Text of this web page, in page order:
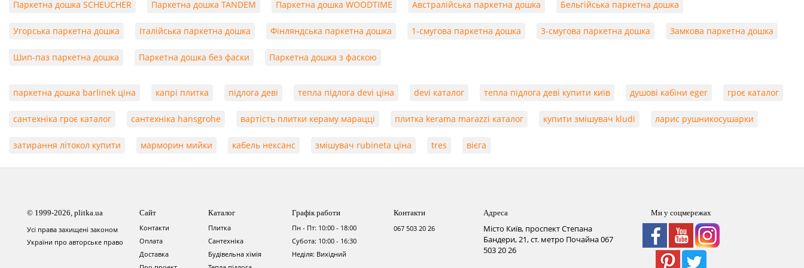
Паркетна дошка SCHEUCHER Паркетна дошка TANDEM Паркетна дошка WOODTIME Австралійська паркетна дошка Бельгійська паркетна дошка
Угорська паркетна дошка Італійська паркетна дошка Фінляндська паркетна дошка 1-смугова паркетна дошка 3-смугова паркетна дошка Замкова паркетна дошка
Шип-паз паркетна дошка Паркетна дошка без фаски Паркетна дошка з фаскою
паркетна дошка barlinek ціна капрі плитка підлога деві тепла підлога devi ціна devi каталог тепла підлога деві купити київ душові кабіни eger гроє каталог
сантехніка гроє каталог сантехніка hansgrohe вартість плитки кераму марацці плитка kerama marazzi каталог купити змішувач kludi ларис рушникосушарки
затирання літокол купити марморин мийки кабель нексанс змішувач rubineta ціна tres вієга
© 1999-2026, plitka.ua
Усі права захищені законом
України про авторське право
Сайт
Контакти
Оплата
Доставка
Каталог
Плитка
Сантехніка
Будівельна хімія
Графік работи
Пн - Пт: 10:00 - 18:00
Субота: 10:00 - 16:30
Неділя: Вихідний
Контакти
067 503 20 26
Адреса
Місто Київ, проспект Степана
Бандери, 21, ст. метро Почайна067
503 20 26
Ми у соцмережах